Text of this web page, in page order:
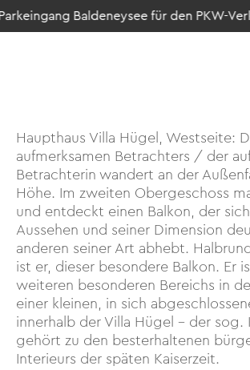
Baldeneysee für den PKW-
Haupthaus Villa Hügel, Westseite:
aufmerksamen Betrachters / der
Betrachterin wandert an der
Höhe. Im zweiten Obergeschoss
und entdeckt einen Balkon, der
Aussehen und seiner Dimension
anderen seiner Art abhebt.
ist er, dieser besondere Balkon. Er
weiteren besonderen Bereichs in
einer kleinen, in sich
innerhalb der Villa Hügel – der sog.
gehört zu den besterhaltenen
Interieurs der späten Kaiserzeit.